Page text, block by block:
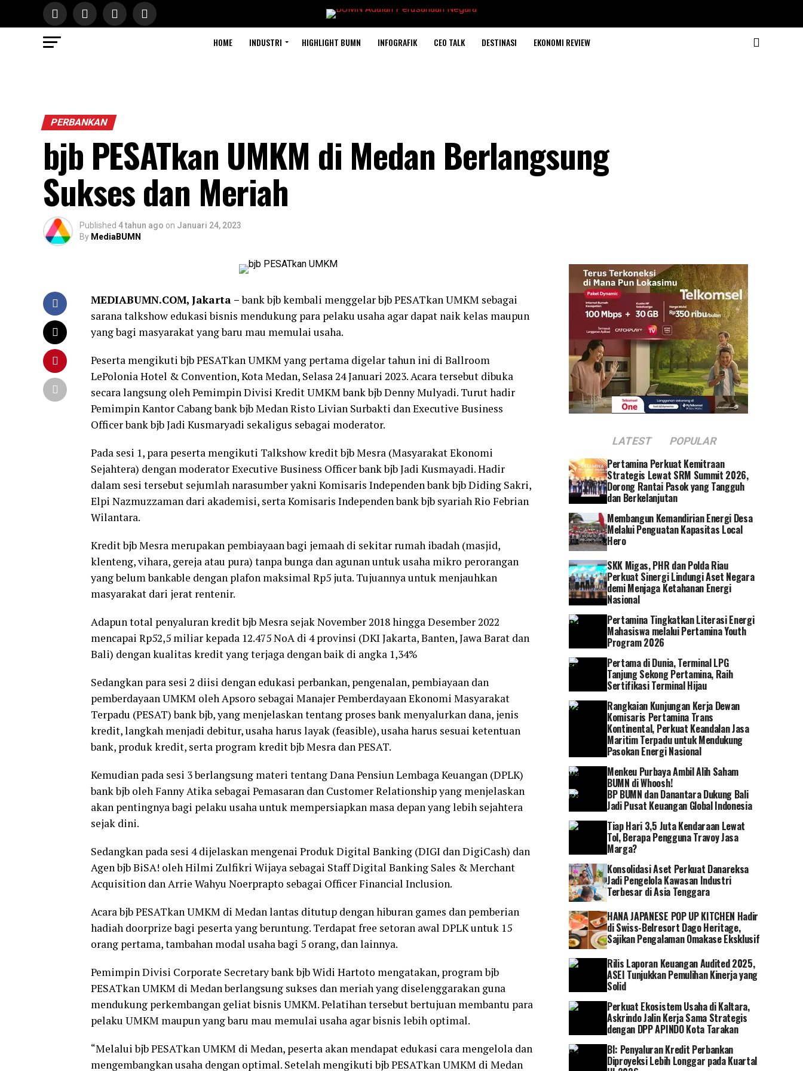
HOME INDUSTRI HIGHLIGHT BUMN INFOGRAFIK CEO TALK DESTINASI EKONOMI REVIEW
PERBANKAN
bjb PESATkan UMKM di Medan Berlangsung
Sukses dan Meriah
Published 4 tahun ago on Januari 24, 2023
By MediaBUMN
MEDIABUMN.COM, Jakarta –bank bjb kembali menggelar bjb PESATkan UMKM sebagai
sarana talkshow edukasi bisnis mendukung para pelaku usaha agar dapat naik kelas maupun
yang bagi masyarakat yang baru mau memulai usaha.
Peserta mengikuti bjb PESATkan UMKM yang pertama digelar tahun ini di Ballroom
LePolonia Hotel & Convention, Kota Medan, Selasa 24 Januari 2023. Acara tersebut dibuka
secara langsung oleh Pemimpin Divisi Kredit UMKM bank bjb Denny Mulyadi. Turut hadir
Pemimpin Kantor Cabang bank bjb Medan Risto Livian Surbakti dan Executive Business
Officer bank bjb Jadi Kusmaryadi sekaligus sebagai moderator.
Pada sesi 1, para peserta mengikuti Talkshow kredit bjb Mesra (Masyarakat Ekonomi
Sejahtera) dengan moderator Executive Business Officer bank bjb Jadi Kusmayadi. Hadir
dalam sesi tersebut sejumlah narasumber yakni Komisaris Independen bank bjb Diding Sakri,
Elpi Nazmuzzaman dari akademisi, serta Komisaris Independen bank bjb syariah Rio Febrian
Wilantara.
Kredit bjb Mesra merupakan pembiayaan bagi jemaah di sekitar rumah ibadah (masjid,
klenteng, vihara, gereja atau pura) tanpa bunga dan agunan untuk usaha mikro perorangan
yang belum bankable dengan plafon maksimal Rp5 juta. Tujuannya untuk menjauhkan
masyarakat dari jerat rentenir.
Adapun total penyaluran kredit bjb Mesra sejak November 2018 hingga Desember 2022
mencapai Rp52,5 miliar kepada 12.475 NoA di 4 provinsi (DKI Jakarta, Banten, Jawa Barat dan
Bali) dengan kualitas kredit yang terjaga dengan baik di angka 1,34%
Sedangkan para sesi 2 diisi dengan edukasi perbankan, pengenalan, pembiayaan dan
pemberdayaan UMKM oleh Apsoro sebagai Manajer Pemberdayaan Ekonomi Masyarakat
Terpadu (PESAT) bank bjb, yang menjelaskan tentang proses bank menyalurkan dana, jenis
kredit, langkah menjadi debitur, usaha harus layak (feasible), usaha harus sesuai ketentuan
bank, produk kredit, serta program kredit bjb Mesra dan PESAT.
Kemudian pada sesi 3 berlangsung materi tentang Dana Pensiun Lembaga Keuangan (DPLK)
bank bjb oleh Fanny Atika sebagai Pemasaran dan Customer Relationship yang menjelaskan
akan pentingnya bagi pelaku usaha untuk mempersiapkan masa depan yang lebih sejahtera
sejak dini.
Sedangkan pada sesi 4 dijelaskan mengenai Produk Digital Banking (DIGI dan DigiCash) dan
Agen bjb BiSA! oleh Hilmi Zulfikri Wijaya sebagai Staff Digital Banking Sales & Merchant
Acquisition dan Arrie Wahyu Noerprapto sebagai Officer Financial Inclusion.
Acara bjb PESATkan UMKM di Medan lantas ditutup dengan hiburan games dan pemberian
hadiah doorprize bagi peserta yang beruntung. Terdapat free setoran awal DPLK untuk 15
orang pertama, tambahan modal usaha bagi 5 orang, dan lainnya.
Pemimpin Divisi Corporate Secretary bank bjb Widi Hartoto mengatakan, program bjb
PESATkan UMKM di Medan berlangsung sukses dan meriah yang diselenggarakan guna
mendukung perkembangan geliat bisnis UMKM. Pelatihan tersebut bertujuan membantu para
pelaku UMKM maupun yang baru mau memulai usaha agar bisnis lebih optimal.
“Melalui bjb PESATkan UMKM di Medan, peserta akan mendapat edukasi cara mengelola dan
mengembangkan usaha dengan optimal. Setelah mengikuti bjb PESATkan UMKM di Medan
LATEST POPULAR
Pertamina Perkuat Kemitraan
Strategis Lewat SRM Summit 2026,
Dorong Rantai Pasok yang Tangguh
dan Berkelanjutan
Membangun Kemandirian Energi Desa
Melalui Penguatan Kapasitas Local
Hero
SKK Migas, PHR dan Polda Riau
Perkuat Sinergi Lindungi Aset Negara
demi Menjaga Ketahanan Energi
Nasional
Pertamina Tingkatkan Literasi Energi
Mahasiswa melalui Pertamina Youth
Program 2026
Pertama di Dunia, Terminal LPG
Tanjung Sekong Pertamina, Raih
Sertifikasi Terminal Hijau
Rangkaian Kunjungan Kerja Dewan
Komisaris Pertamina Trans
Kontinental, Perkuat Keandalan Jasa
Maritim Terpadu untuk Mendukung
Pasokan Energi Nasional
Menkeu Purbaya Ambil Alih Saham
BUMN di Whoosh!
BP BUMN dan Danantara Dukung Bali
Jadi Pusat Keuangan Global Indonesia
Tiap Hari 3,5 Juta Kendaraan Lewat
Tol, Berapa Pengguna Travoy Jasa
Marga?
Konsolidasi Aset Perkuat Danareksa
Jadi Pengelola Kawasan Industri
Terbesar di Asia Tenggara
HANA JAPANESE POP UP KITCHEN Hadir
di Swiss-Belresort Dago Heritage,
Sajikan Pengalaman Omakase Eksklusif
Rilis Laporan Keuangan Audited 2025,
ASEI Tunjukkan Pemulihan Kinerja yang
Solid
Perkuat Ekosistem Usaha di Kaltara,
Askrindo Jalin Kerja Sama Strategis
dengan DPP APINDO Kota Tarakan
BI: Penyaluran Kredit Perbankan
Diproyeksi Lebih Longgar pada Kuartal